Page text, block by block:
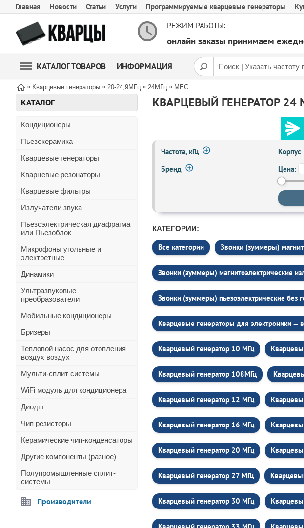
Главная Новости Статьи Услуги Программируемые кварцевые генераторы
РЕЖИМ РАБОТЫ:
онлайн заказы принимаем
КАТАЛОГ ТОВАРОВ ИНФОРМАЦИЯ
» Кварцевые генераторы » 20-24,9МГц » 24МГц » MEC
КАТАЛОГ
Кондиционеры
Пьезокерамика
Кварцевые генераторы
Кварцевые резонаторы
Кварцевые фильтры
Излучатели звука
Пьезоэлектрическая диафрагма
или Пьезоблок
Микрофоны угольные и
электретные
Динамики
Ультразвуковые
преобразователи
Мобильные кондиционеры
Бризеры
Тепловой насос для отопления
воздух воздух
Мульти-сплит системы
WiFi модуль для кондиционера
Диоды
Чип резисторы
Керамические чип-конденсаторы
Другие компоненты (разное)
Полупромышленные сплит-
системы
Производители
КВАРЦЕВЫЙ ГЕНЕРАТОР 24
Частота, кГц Корпус
Бренд
Цена:
КАТЕГОРИИ:
Все категории Звонки (зуммеры)
Звонки (зуммеры) магнитоэлектрические
Звонки (зуммеры) пьезоэлектрические без
Кварцевые генераторы для электроники —
Кварцевый генератор 10 МГц
Кварцевый генератор 108МГц
Кварцевый генератор 12 МГц
Кварцевый генератор 16 МГц
Кварцевый генератор 20 МГц
Кварцевый генератор 27 МГц
Кварцевый генератор 30 МГц